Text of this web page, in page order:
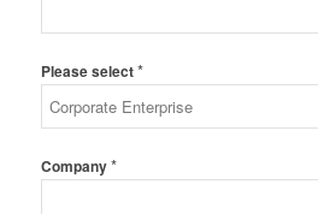
Please select*
Company*